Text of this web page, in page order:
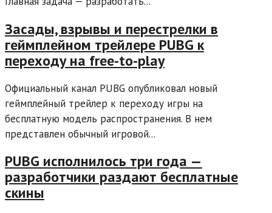
Засады, взрывы и перестрелки в
геймплейном трейлере PUBG к
переходу на free-to-play
Официальный канал PUBG опубликовал новый
геймплейный трейлер к переходу игры на
бесплатную модель распространения. В нем
представлен обычный игровой...
PUBG исполнилось три года —
разработчики раздают бесплатные
скины